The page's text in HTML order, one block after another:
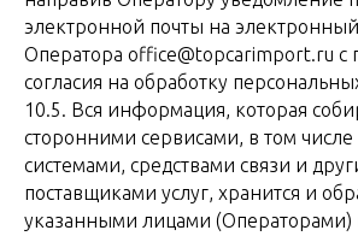
электронной почты на
Оператора office@topcarimport.ru с
согласия на обработку
10.5. Вся информация, которая
сторонними сервисами, в том
системами, средствами связи и
поставщиками услуг, хранится и
указанными лицами (Операторами)